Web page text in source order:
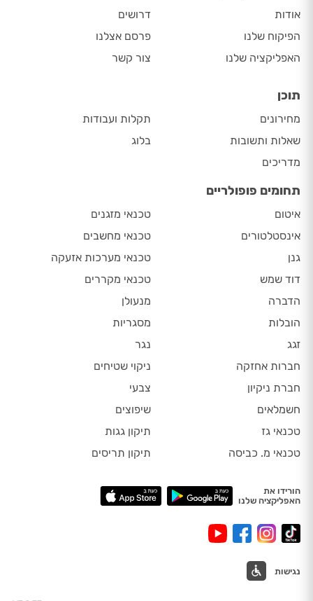
אודות
הפיקוח שלנו
האפליקציה שלנו
דרושים
פרסם אצלנו
צור קשר
תוכן
מחירונים
שאלות ותשובות
מדריכים
תקלות ועבודות
בלוג
תחומים פופולריים
איטום
אינסטלטורים
גנן
דוד שמש
הדברה
הובלות
זגג
חברות אחזקה
חברת ניקיון
חשמלאים
טכנאי גז
טכנאי מ. כביסה
טכנאי מזגנים
טכנאי מחשבים
טכנאי מערכות אזעקה
טכנאי מקררים
מנעולן
מסגריות
נגר
ניקוי שטיחים
צבעי
שיפוצים
תיקון גגות
תיקון תריסים
הורידו את
האפליקציה שלנו
נגישות